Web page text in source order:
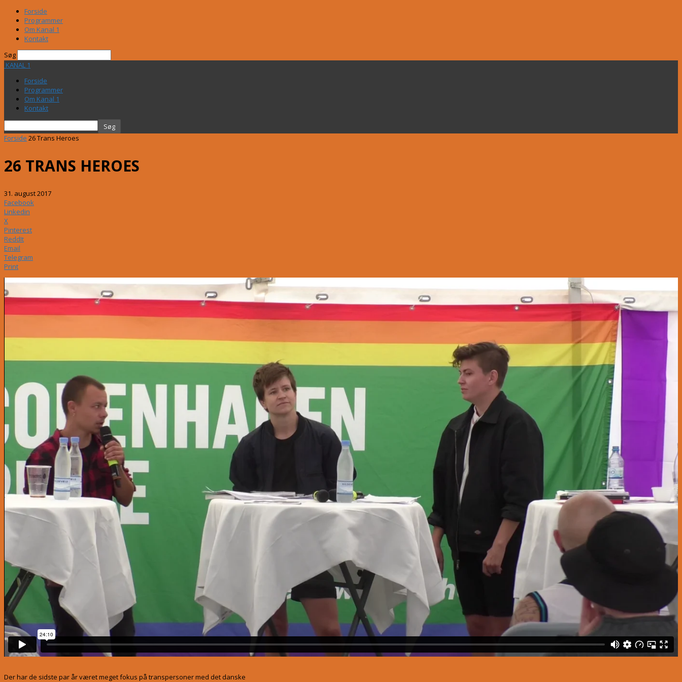
Forside
Programmer
Om Kanal 1
Kontakt
Søg
KANAL 1
Forside
Programmer
Om Kanal 1
Kontakt
Forside 26 Trans Heroes
26 TRANS HEROES
31. august 2017
Facebook
Linkedin
X
Pinterest
ReddIt
Email
Telegram
Print
Der har de sidste par år været meget fokus på transpersoner med det danske